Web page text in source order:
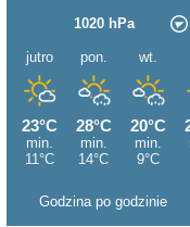
Godzina po godzinie